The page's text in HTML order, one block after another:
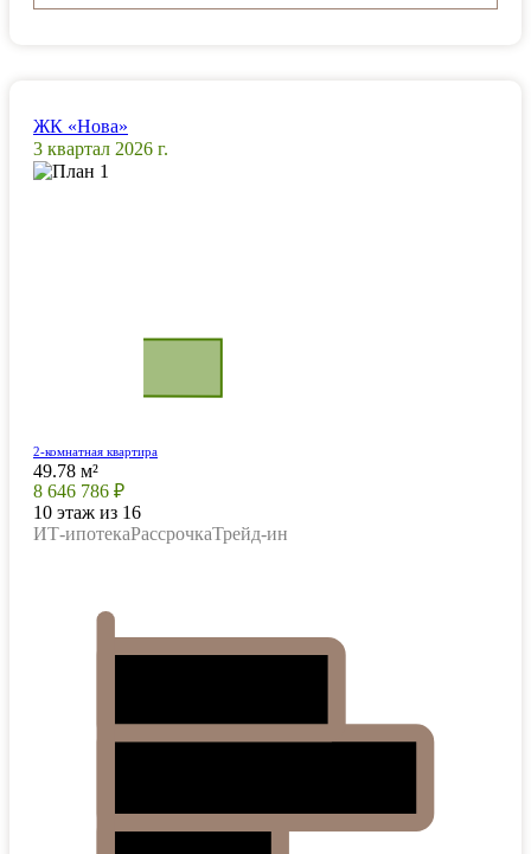
ЖК «Нова»
3 квартал 2026 г.
2-комнатная квартира
49.78 м²
8 646 786 ₽
10 этаж из 16
ИТ-ипотекаРассрочкаТрейд-ин